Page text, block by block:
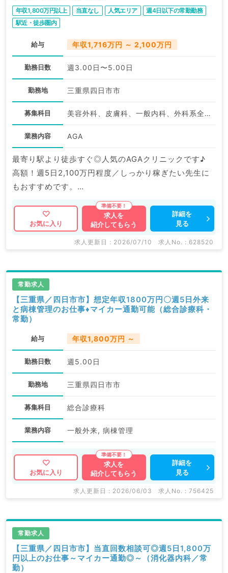
年収1,800万円以上 当直なし 人気エリア
週4日以下の常勤勤務
駅近・徒歩圏内
給与 年収1,716万円 ～ 2,100万円
勤務日数 週3.00日〜5.00日
勤務地 三重県四日市市
募集科目 美容外科、皮膚科、一般内科、外科系全般、一般外科、美容皮膚科、科目不問
業務内容 AGA
最寄り駅より徒歩すぐ◎人気のAGAクリニックです♪
高額！週5日2,100万円程度／しっかり稼ぎたい先生に
もおすすめです。
マイナビDOCTORでは病院やクリニックなどの医療機
関求人はもちろんのこと、
掲載情報以外にも産業医等の企業系求人も多数扱ってい
求人内容の詳細等はお気軽にお問合せ下さい。
お気に入り
求人を
紹介してもらう
詳細を
見る
求人更新日 : 2026/07/10 求人No. : 628520
常勤求人
【三重県／四日市市】想定年収1800万円〇週5日外来
と病棟管理のお仕事♦マイカー通勤可能（総合診療科・
常勤）
給与 年収1,800万円 ～
勤務日数 週5.00日
勤務地 三重県四日市市
募集科目 総合診療科
業務内容 一般外来, 病棟管理
お気に入り
求人を
紹介してもらう
詳細を
見る
求人更新日 : 2026/06/03 求人No. : 756425
常勤求人
【三重県／四日市市】当直回数相談可◎週5日1,800万
円以上のお仕事～マイカー通勤◎～（消化器内科／常
勤）